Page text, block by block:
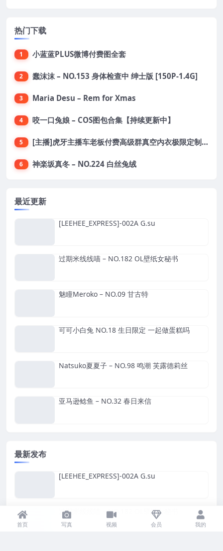
热门下载
1 小蓝蓝PLUS微博付费图全套
2 蠢沫沫 – NO.153 身体检查中 绅士版 [150P-1.4G]
3 Maria Desu – Rem for Xmas
4 咬一口兔娘 – COS图包合集【持续更新中】
5 [主播]虎牙主播车老板付费高级群真空内衣极限定制8分19
6 神楽坂真冬 – NO.224 白丝兔绒
最近更新
[LEEHEE_EXPRESS]-002A G.su
过期米线线喵 – NO.182 OL壁纸女秘书
魅瞳Meroko – NO.09 甘古特
可可小白兔 NO.18 生日限定 一起做蛋糕吗
Natsuko夏夏子 – NO.98 鸣潮 芙露德莉丝
亚马逊鲶鱼 – NO.32 春日来信
最新发布
[LEEHEE_EXPRESS]-002A G.su
过期米线线喵 – NO.182 OL壁纸女秘书
首页 写真 视频 会员 我的